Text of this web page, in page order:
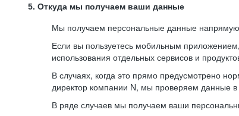
5. Откуда мы получаем ваши данные
Мы получаем персональные данные
Если вы пользуетесь мобильным
использования отдельных сервисов и
В случаях, когда это прямо предусмотрено
директор компании N, мы проверяем данные
В ряде случаев мы получаем ваши